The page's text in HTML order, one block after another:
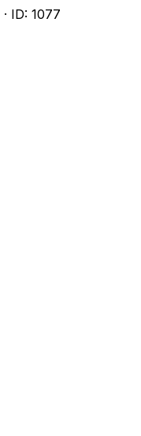
· ID: 1077